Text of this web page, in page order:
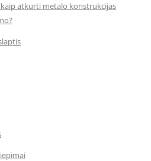
atkurti metalo konstrukcijas